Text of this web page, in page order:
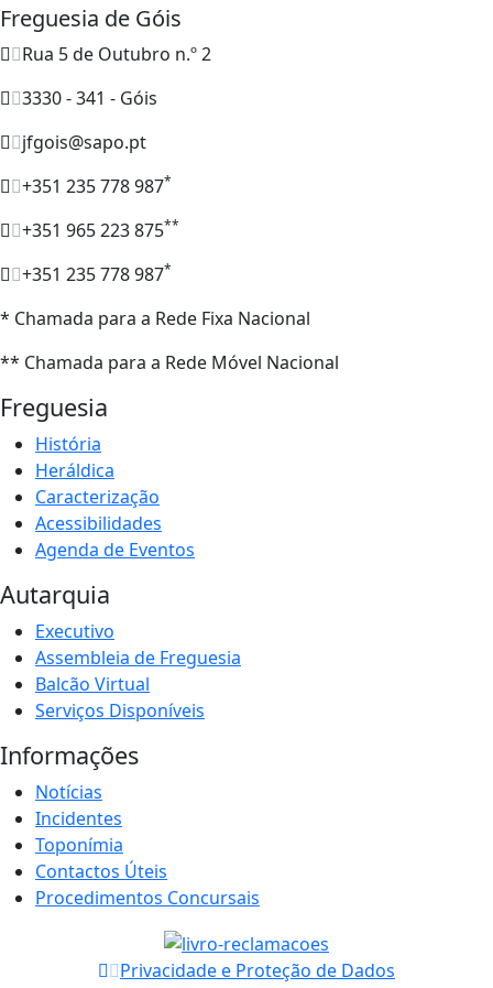
Freguesia de Góis
Rua 5 de Outubro n.º 2
3330 - 341 - Góis
jfgois@sapo.pt
+351 235 778 987*
+351 965 223 875**
+351 235 778 987*
* Chamada para a Rede Fixa Nacional
** Chamada para a Rede Móvel Nacional
Freguesia
História
Heráldica
Caracterização
Acessibilidades
Agenda de Eventos
Autarquia
Executivo
Assembleia de Freguesia
Balcão Virtual
Serviços Disponíveis
Informações
Notícias
Incidentes
Toponímia
Contactos Úteis
Procedimentos Concursais
Privacidade e Proteção de Dados